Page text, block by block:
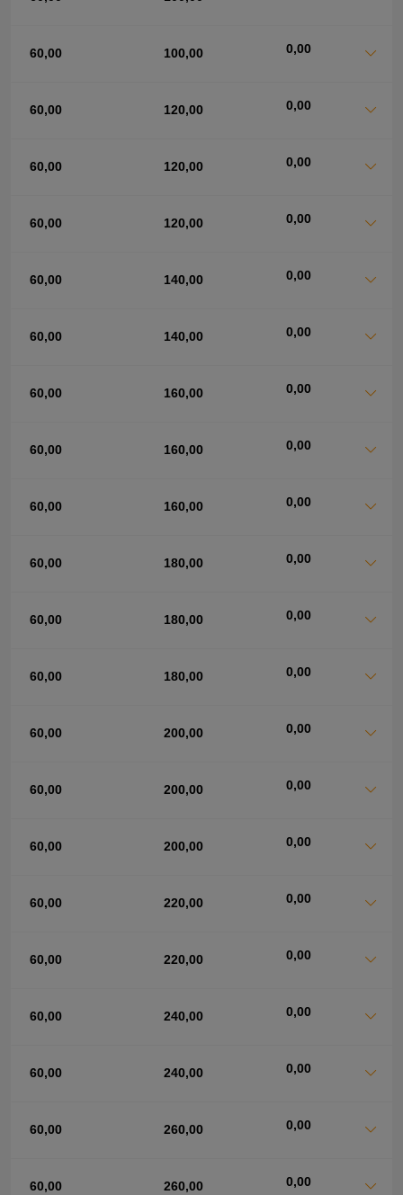
60,00 100,00 0,00
60,00 120,00 0,00
60,00 120,00 0,00
60,00 120,00 0,00
60,00 140,00 0,00
60,00 140,00 0,00
60,00 160,00 0,00
60,00 160,00 0,00
60,00 160,00 0,00
60,00 180,00 0,00
60,00 180,00 0,00
60,00 180,00 0,00
60,00 200,00 0,00
60,00 200,00 0,00
60,00 200,00 0,00
60,00 220,00 0,00
60,00 220,00 0,00
60,00 240,00 0,00
60,00 240,00 0,00
60,00 260,00 0,00
60,00 260,00 0,00